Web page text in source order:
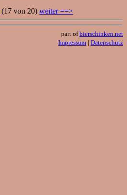
(17 von 20) weiter ==>
part ofbierschinken.net
Impressum | Datenschutz